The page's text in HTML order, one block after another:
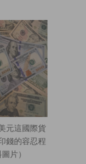
元這國際貨
錢的容忍程
片）